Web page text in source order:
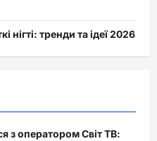
нігті: тренди та ідеї 2026
з оператором Світ ТВ: